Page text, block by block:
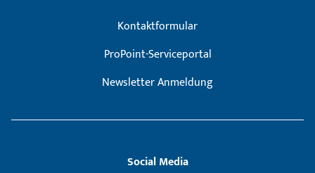
Kontaktformular
ProPoint-Serviceportal
Newsletter Anmeldung
Social Media